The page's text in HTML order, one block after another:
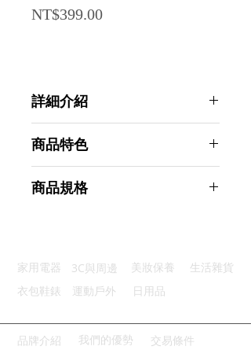
NT$399.00Price
詳細介紹
商品特色
多種顏色：8種鮮豔顏色隨機混裝
商品規格
主要材質：塑料
商品尺寸：20*0.5*0.5cm
產地名稱：中國大陸
代理商：亞桓有限公司
家用電器 3C與周邊 美妝保養
生活雜貨
衣包鞋錶
運動戶外 日用品
品牌介紹 我們的優勢 交易條件